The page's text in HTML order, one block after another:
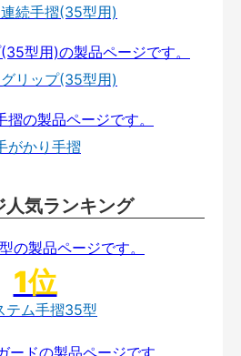
続手摺(35型用)
リップ(35型用)
がかり手摺
気ランキング
テム手摺35型